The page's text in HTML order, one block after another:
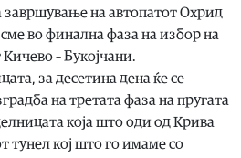
завршување на автопатот Охрид
во финална фаза на избор на
– Букојчани.
за десетина дена ќе се
на третата фаза на пругата
која што оди од Крива
тунел кој што го имаме со